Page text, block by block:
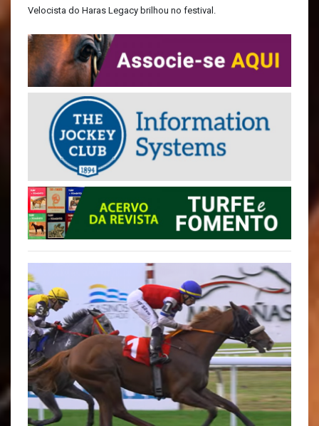
Velocista do Haras Legacy brilhou no festival.